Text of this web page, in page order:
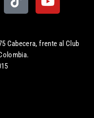
Cabecera, frente al Club